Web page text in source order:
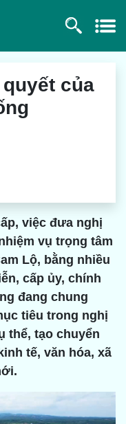
của
việc đưa nghị
vụ trọng tâm
Lộ, bằng nhiều
cấp ủy, chính
đang chung
tiêu trong nghị
thể, tạo chuyển
tế, văn hóa, xã